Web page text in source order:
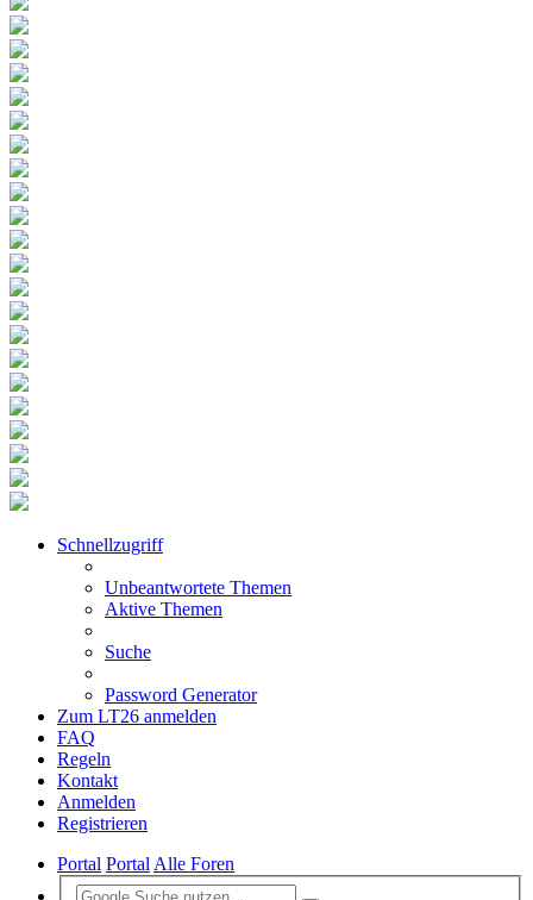
Schnellzugriff
Unbeantwortete Themen
Aktive Themen
Suche
Password Generator
Zum LT26 anmelden
FAQ
Regeln
Kontakt
Anmelden
Registrieren
Portal PortalAlle Foren